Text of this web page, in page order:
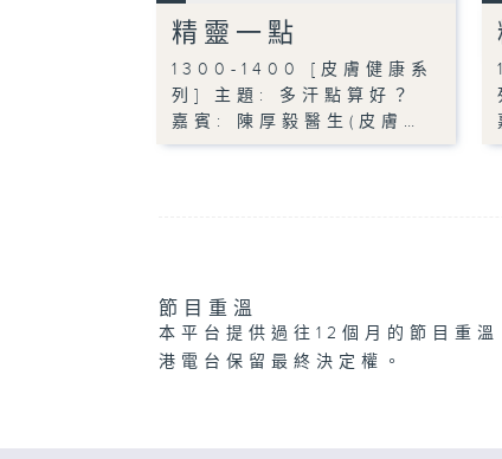
精靈一點
1300-1400 [皮膚健康系
列] 主題: 多汗點算好？
嘉賓: 陳厚毅醫生(皮膚…
節目重溫
本平台提供過往12個月的節目重
港電台保留最終決定權。